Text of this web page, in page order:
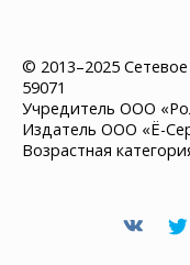
© 2013–2025
59071
Учредитель ООО
Издатель ООО «Ё-
Возрастная